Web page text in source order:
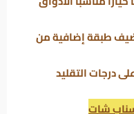
طبقة إضافية من
درجات التقليد
شات